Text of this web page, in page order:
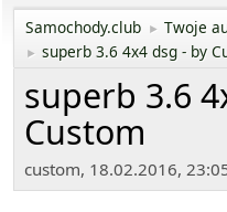
Samochody.club ► Twoje
► superb 3.6 4x4 dsg - by
superb 3.6
Custom
custom, 18.02.2016,